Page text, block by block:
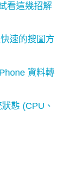
看這幾招解
速的搜圖方
資料轉
態 (CPU、